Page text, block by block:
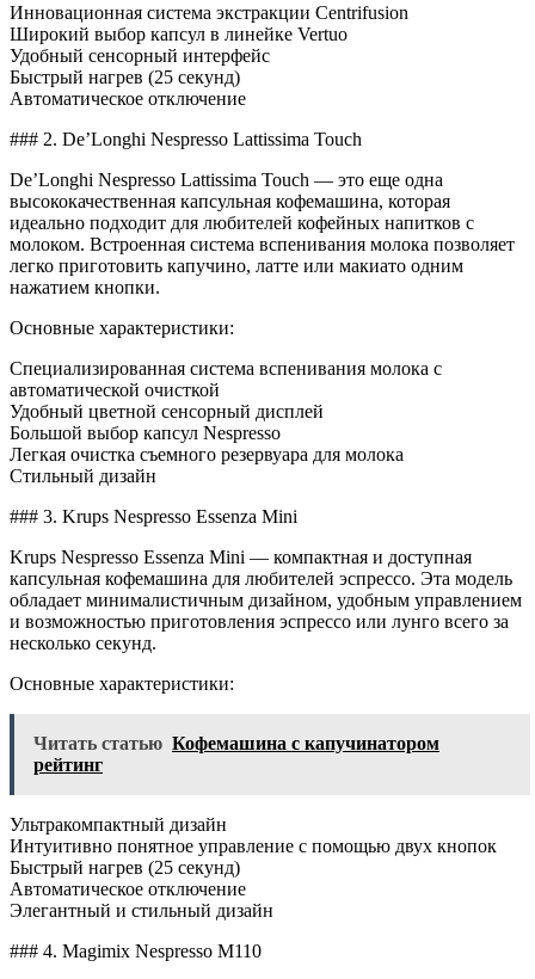
Инновационная система экстракции Centrifusion
Широкий выбор капсул в линейке Vertuo
Удобный сенсорный интерфейс
Быстрый нагрев (25 секунд)
Автоматическое отключение
### 2. De’Longhi Nespresso Lattissima Touch
De’Longhi Nespresso Lattissima Touch — это еще одна
высококачественная капсульная кофемашина, которая
идеально подходит для любителей кофейных напитков с
молоком. Встроенная система вспенивания молока позволяет
легко приготовить капучино, латте или макиато одним
нажатием кнопки.
Основные характеристики:
Специализированная система вспенивания молока с
автоматической очисткой
Удобный цветной сенсорный дисплей
Большой выбор капсул Nespresso
Легкая очистка съемного резервуара для молока
Стильный дизайн
### 3. Krups Nespresso Essenza Mini
Krups Nespresso Essenza Mini — компактная и доступная
капсульная кофемашина для любителей эспрессо. Эта модель
обладает минималистичным дизайном, удобным управлением
и возможностью приготовления эспрессо или лунго всего за
несколько секунд.
Основные характеристики:
Читать статью Кофемашина с капучинатором
рейтинг
Ультракомпактный дизайн
Интуитивно понятное управление с помощью двух кнопок
Быстрый нагрев (25 секунд)
Автоматическое отключение
Элегантный и стильный дизайн
### 4. Magimix Nespresso M110